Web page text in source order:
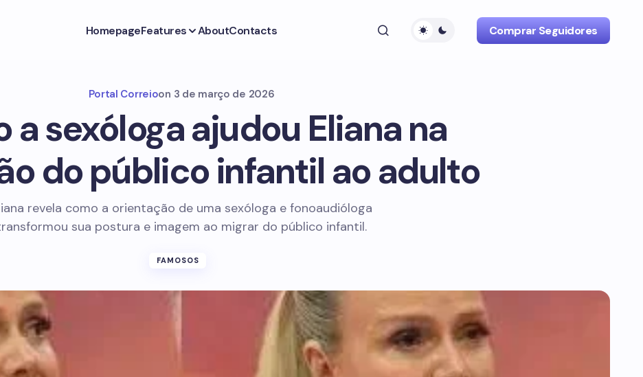
HomepageFeatures AboutContacts Comprar Seguidores
Portal Correioon 3 de março de 2026
a sexóloga ajudou Eliana na
do público infantil ao adulto
revela como a orientação de uma sexóloga e fonoaudióloga
sua postura e imagem ao migrar do público infantil.
FAMOSOS